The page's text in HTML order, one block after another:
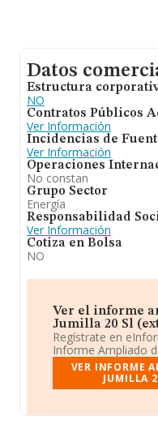
Datos
Estructura
NO
Contratos Públicos
Ver Información
Incidencias de
Ver Información
Operaciones
No constan
Grupo Sector
Energía
Responsabilidad
Ver Información
Cotiza en Bolsa
NO
Ver el informe
Jumilla 20 Sl
Regístrate en
Informe Ampliado
VER INFORME
JUMILLA